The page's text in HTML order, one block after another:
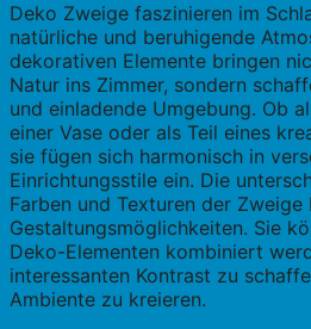
Deko Zweige faszinieren im
natürliche und beruhigende
dekorativen Elemente bringen
Natur ins Zimmer, sondern
und einladende Umgebung. Ob
einer Vase oder als Teil eines
sie fügen sich harmonisch in
Einrichtungsstile ein. Die
Farben und Texturen der
Gestaltungsmöglichkeiten. Sie
Deko-Elementen kombiniert
interessanten Kontrast zu
Ambiente zu kreieren.